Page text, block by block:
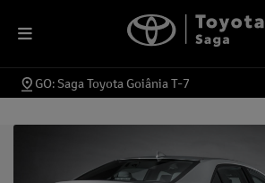
GO: Saga Toyota Goiânia T-7